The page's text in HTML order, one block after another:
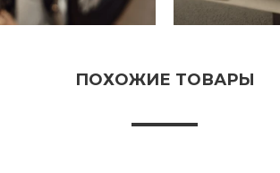
ПОХОЖИЕ ТОВАРЫ